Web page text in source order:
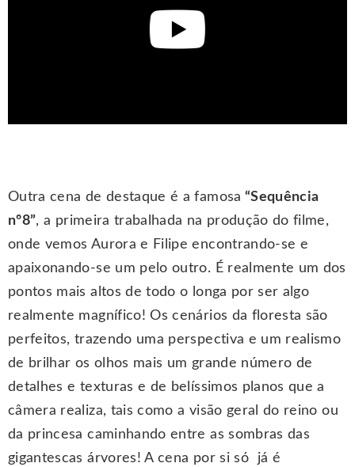
Outra cena de destaque é a famosa “Sequência
nº8”, a primeira trabalhada na produção do filme,
onde vemos Aurora e Filipe encontrando-se e
apaixonando-se um pelo outro. É realmente um dos
pontos mais altos de todo o longa por ser algo
realmente magnífico! Os cenários da floresta são
perfeitos, trazendo uma perspectiva e um realismo
de brilhar os olhos mais um grande número de
detalhes e texturas e de belíssimos planos que a
câmera realiza, tais como a visão geral do reino ou
da princesa caminhando entre as sombras das
gigantescas árvores! A cena por si só já é